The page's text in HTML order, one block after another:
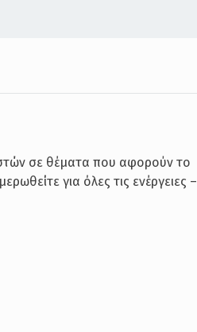
σε θέματα που αφορούν το
για όλες τις ενέργειες –